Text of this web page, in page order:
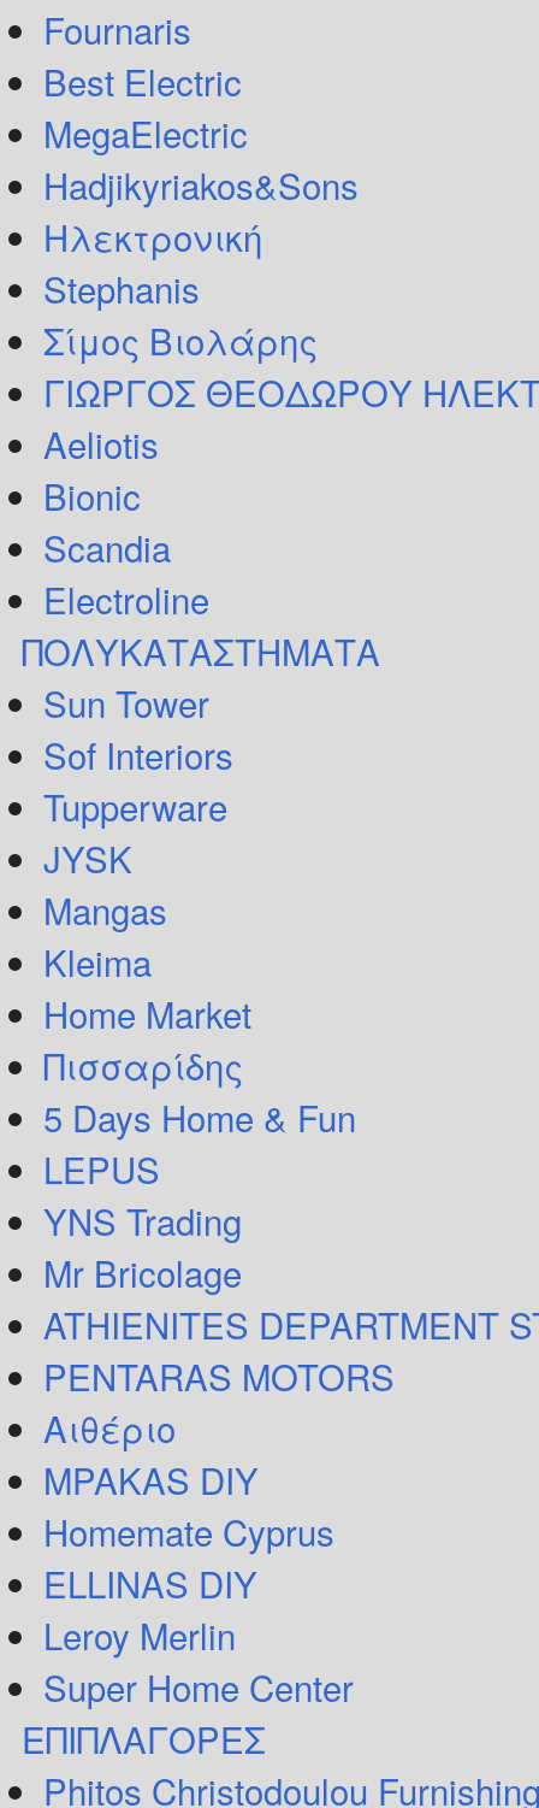
Fournaris
Best Electric
MegaElectric
Hadjikyriakos&Sons
Ηλεκτρονική
Stephanis
Σίμος Βιολάρης
ΓΙΩΡΓΟΣ ΘΕΟΔΩΡΟΥ
Aeliotis
Bionic
Scandia
Electroline
ΠΟΛΥΚΑΤΑΣΤΗΜΑΤΑ
Sun Tower
Sof Interiors
Tupperware
JYSK
Mangas
Kleima
Home Market
Πισσαρίδης
5 Days Home & Fun
LEPUS
YNS Trading
Mr Bricolage
ATHIENITES DEPARTMENT
PENTARAS MOTORS
Αιθέριο
MPAKAS DIY
Homemate Cyprus
ELLINAS DIY
Leroy Merlin
Super Home Center
ΕΠΙΠΛΑΓΟΡΕΣ
Phitos Christodoulou